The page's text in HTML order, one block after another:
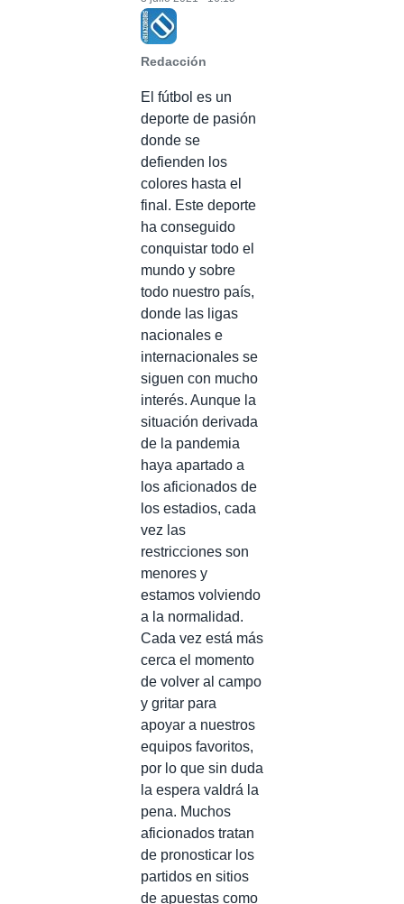
Redacción
El fútbol es un
deporte de pasión
donde se
defienden los
colores hasta el
final. Este deporte
ha conseguido
conquistar todo el
mundo y sobre
todo nuestro país,
donde las ligas
nacionales e
internacionales se
siguen con mucho
interés. Aunque la
situación derivada
de la pandemia
haya apartado a
los aficionados de
los estadios, cada
vez las
restricciones son
menores y
estamos volviendo
a la normalidad.
Cada vez está más
cerca el momento
de volver al campo
y gritar para
apoyar a nuestros
equipos favoritos,
por lo que sin duda
la espera valdrá la
pena. Muchos
aficionados tratan
de pronosticar los
partidos en sitios
de apuestas como